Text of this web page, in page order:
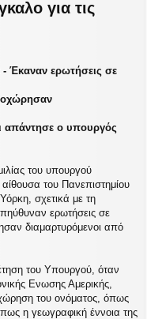
για τις
Έκαναν ερωτήσεις σε
απάντησε ο υπουργός
του υπουργού
του Πανεπιστημίου
σχετικά με τη
ερωτήσεις σε
διαμαρτυρόμενοι από
του Υπουργού, όταν
Ενωσης Αμερικής,
του ονόματος, όπως
η γεωγραφική έννοια της